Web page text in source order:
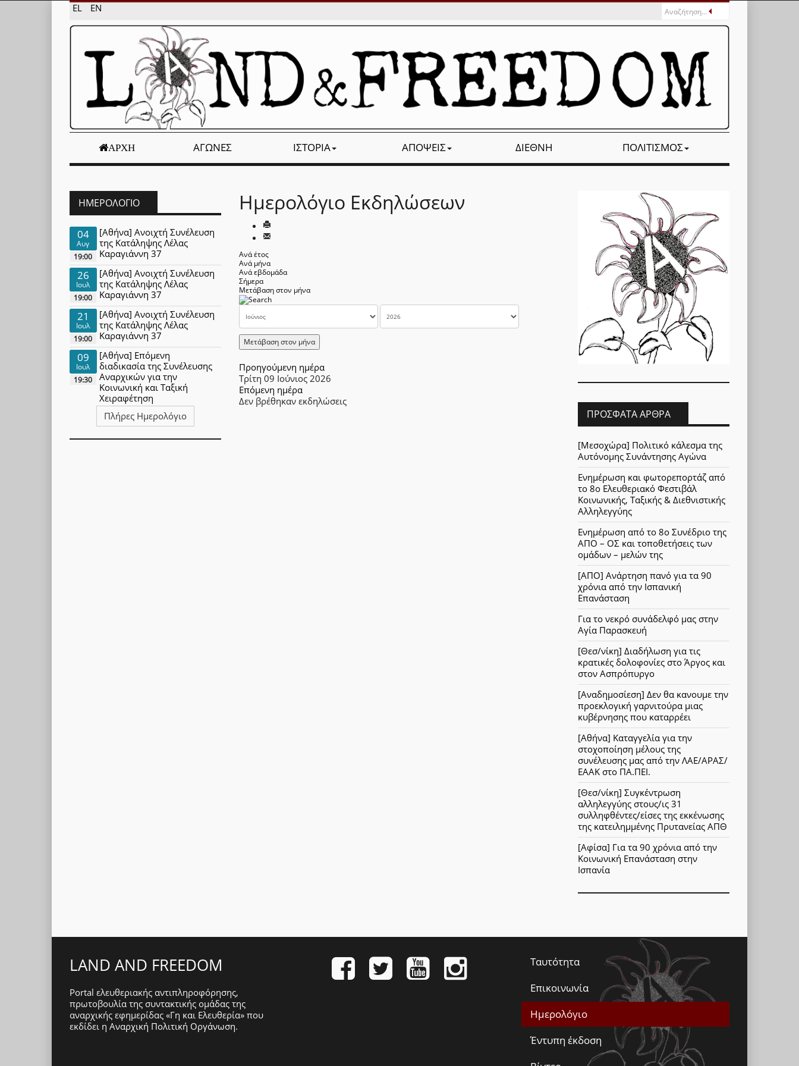
EL EN
ΑΡΧΉ ΑΓΏΝΕΣ ΙΣΤΟΡΊΑ ΑΠΌΨΕΙΣ ΔΙΕΘΝΉ ΠΟΛΙΤΙΣΜΌΣ
Ημερολόγιο Εκδηλώσεων
Ανά έτος
Ανά μήνα
Ανά εβδομάδα
Σήμερα
Μετάβαση στον μήνα
Μετάβαση στον μήνα
Προηγούμενη ημέρα
Τρίτη 09 Ιούνιος 2026
Επόμενη ημέρα
Δεν βρέθηκαν εκδηλώσεις
ΗΜΕΡΟΛΌΓΙΟ
04
Αυγ
19:00
[Αθήνα] Ανοιχτή Συνέλευση
της Κατάληψης Λέλας
Καραγιάννη 37
26
Ιουλ
19:00
[Αθήνα] Ανοιχτή Συνέλευση
της Κατάληψης Λέλας
Καραγιάννη 37
21
Ιουλ
19:00
[Αθήνα] Ανοιχτή Συνέλευση
της Κατάληψης Λέλας
Καραγιάννη 37
09
Ιουλ
19:30
[Αθήνα] Επόμενη
διαδικασία της Συνέλευσης
Αναρχικών για την
Κοινωνική και Ταξική
Χειραφέτηση
Πλήρες Ημερολόγιο
ΠΡΌΣΦΑΤΑ ΆΡΘΡΑ
[Μεσοχώρα] Πολιτικό κάλεσμα της
Αυτόνομης Συνάντησης Αγώνα
Ενημέρωση και φωτορεπορτάζ από
το 8ο Ελευθεριακό Φεστιβάλ
Κοινωνικής, Ταξικής & Διεθνιστικής
Αλληλεγγύης
Ενημέρωση από το 8ο Συνέδριο της
ΑΠΟ – ΟΣ και τοποθετήσεις των
ομάδων – μελών της
[ΑΠΟ] Ανάρτηση πανό για τα 90
χρόνια από την Ισπανική
Επανάσταση
Για το νεκρό συνάδελφό μας στην
Αγία Παρασκευή
[Θεσ/νίκη] Διαδήλωση για τις
κρατικές δολοφονίες στο Άργος και
στον Ασπρόπυργο
[Αναδημοσίεση] Δεν θα κανουμε την
προεκλογική γαρνιτούρα μιας
κυβέρνησης που καταρρέει
[Αθήνα] Καταγγελία για την
στοχοποίηση μέλους της
συνέλευσης μας από την ΛΑΕ/ΑΡΑΣ/
ΕΑΑΚ στο ΠΑ.ΠΕΙ.
[Θεσ/νίκη] Συγκέντρωση
αλληλεγγύης στους/ις 31
συλληφθέντες/είσες της εκκένωσης
της κατειλημμένης Πρυτανείας ΑΠΘ
[Αφίσα] Για τα 90 χρόνια από την
Κοινωνική Επανάσταση στην
Ισπανία
LAND AND FREEDOM
Portal ελευθεριακής αντιπληροφόρησης,
πρωτοβουλία της συντακτικής ομάδας της
αναρχικής εφημερίδας «Γη και Ελευθερία» που
εκδίδει η Αναρχική Πολιτική Οργάνωση.
Ταυτότητα
Επικοινωνία
Ημερολόγιο
Έντυπη έκδοση